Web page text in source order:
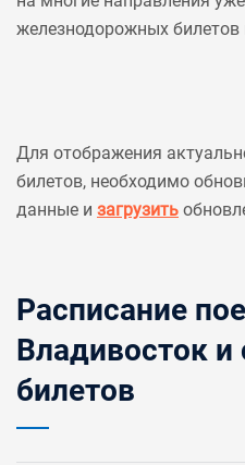
железнодорожных билетов
Для отображения
билетов, необходимо
данные и загрузить
Расписание
Владивосток и
билетов